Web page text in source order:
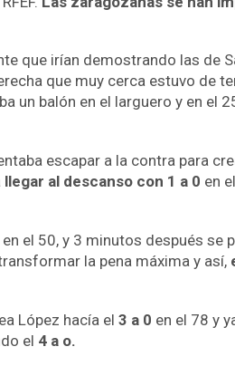
que irían demostrando las de
que muy cerca estuvo de
un balón en el larguero y en el
escapar a la contra para
llegar al descanso con 1 a 0 en el
el 50, y 3 minutos después se
la pena máxima y así,
López hacía el 3 a 0 en el 78 y
el 4 a o.